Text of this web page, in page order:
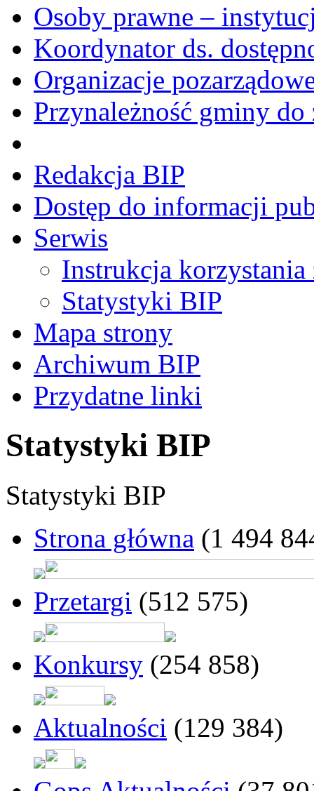
Osoby prawne –
Koordynator ds.
Organizacje
Przynależność gminy
Redakcja BIP
Dostęp do informacji
Serwis
Instrukcja korzystania
Statystyki BIP
Mapa strony
Archiwum BIP
Przydatne linki
Statystyki BIP
Statystyki BIP
Strona główna (1 494
Przetargi (512 575)
Konkursy (254 858)
Aktualności (129 384)